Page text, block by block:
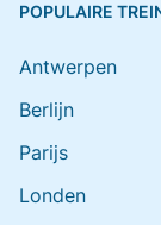
POPULAIRE
Antwerpen
Berlijn
Parijs
Londen